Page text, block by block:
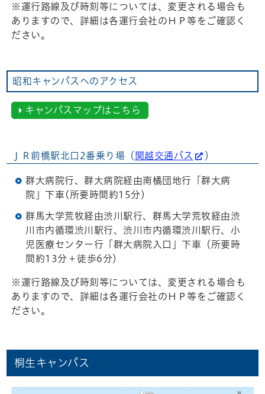
※運行路線及び時刻等については、変更される場合も
ありますので、詳細は各運行会社のＨＰ等をご確認く
ださい。
昭和キャンパスへのアクセス
キャンパスマップはこちら
ＪＲ前橋駅北口2番乗り場（ 関越交通バス ）
群大病院行、群大病院経由南橘団地行「群大病
院」下車(所要時間約15分)
群馬大学荒牧経由渋川駅行、群馬大学荒牧経由渋
川市内循環渋川駅行、渋川市内循環渋川駅行、小
児医療センター行「群大病院入口」下車（所要時
間約13分＋徒歩6分）
※運行路線及び時刻等については、変更される場合も
ありますので、詳細は各運行会社のＨＰ等をご確認く
ださい。
桐生キャンパス